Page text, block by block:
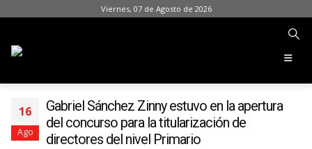
Viernes, 07 de Agosto de 2026
16
Ago
Gabriel Sánchez Zinny estuvo en la apertura
del concurso para la titularización de
directores del nivel Primario